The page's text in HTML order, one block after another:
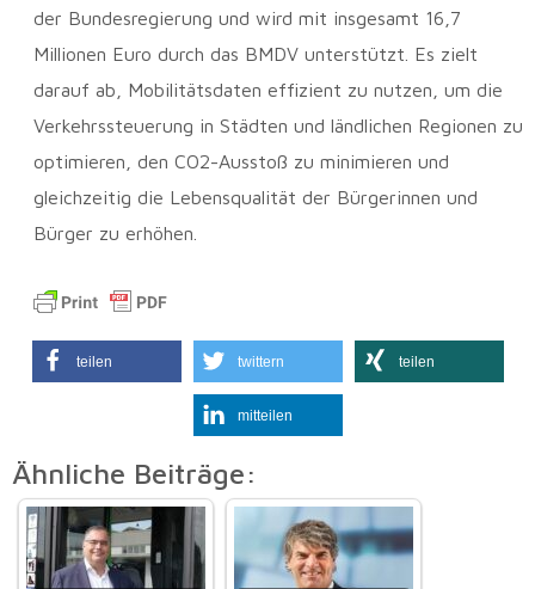
der Bundesregierung und wird mit insgesamt 16,7
Millionen Euro durch das BMDV unterstützt. Es zielt
darauf ab, Mobilitätsdaten effizient zu nutzen, um die
Verkehrssteuerung in Städten und ländlichen Regionen zu
optimieren, den CO2-Ausstoß zu minimieren und
gleichzeitig die Lebensqualität der Bürgerinnen und
Bürger zu erhöhen.
teilen twittern teilen
mitteilen
Ähnliche Beiträge: